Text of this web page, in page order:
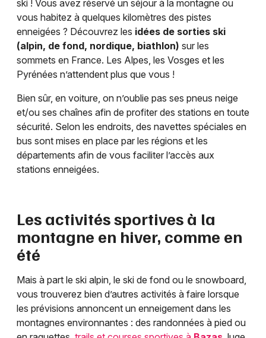
ski ! Vous avez réservé un séjour à la montagne ou
vous habitez à quelques kilomètres des pistes
enneigées ? Découvrez les idées de sorties ski
(alpin, de fond, nordique, biathlon) sur les
sommets en France. Les Alpes, les Vosges et les
Pyrénées n’attendent plus que vous !
Bien sûr, en voiture, on n’oublie pas ses pneus neige
et/ou ses chaînes afin de profiter des stations en toute
sécurité. Selon les endroits, des navettes spéciales en
bus sont mises en place par les régions et les
départements afin de vous faciliter l’accès aux
stations enneigées.
Les activités sportives à la
montagne en hiver, comme en
été
Mais à part le ski alpin, le ski de fond ou le snowboard,
vous trouverez bien d’autres activités à faire lorsque
les prévisions annoncent un enneigement dans les
montagnes environnantes : des randonnées à pied ou